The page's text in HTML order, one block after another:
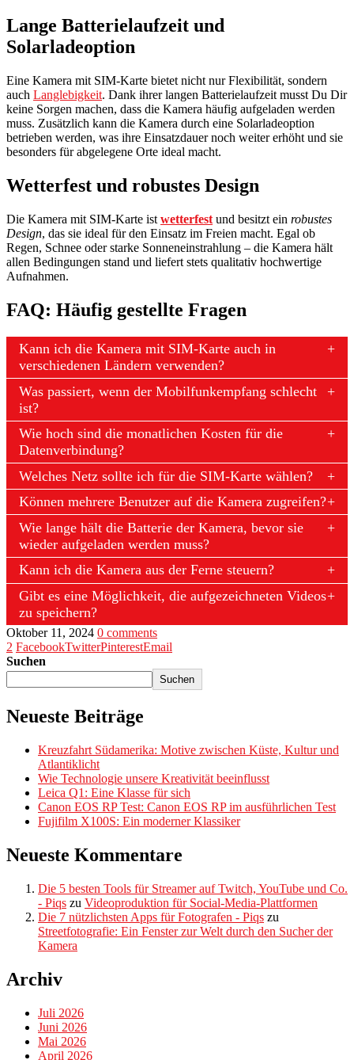
Lange Batterielaufzeit und
Solarladeoption
Eine Kamera mit SIM-Karte bietet nicht nur Flexibilität, sondern
auch Langlebigkeit. Dank ihrer langen Batterielaufzeit musst Du Dir
keine Sorgen machen, dass die Kamera häufig aufgeladen werden
muss. Zusätzlich kann die Kamera durch eine Solarladeoption
betrieben werden, was ihre Einsatzdauer noch weiter erhöht und sie
besonders für abgelegene Orte ideal macht.
Wetterfest und robustes Design
Die Kamera mit SIM-Karte ist wetterfest und besitzt ein robustes
Design, das sie ideal für den Einsatz im Freien macht. Egal ob
Regen, Schnee oder starke Sonneneinstrahlung – die Kamera hält
allen Bedingungen stand und liefert stets qualitativ hochwertige
Aufnahmen.
FAQ: Häufig gestellte Fragen
Kann ich die Kamera mit SIM-Karte auch in
verschiedenen Ländern verwenden?
Was passiert, wenn der Mobilfunkempfang schlecht
ist?
Wie hoch sind die monatlichen Kosten für die
Datenverbindung?
Welches Netz sollte ich für die SIM-Karte wählen?
Können mehrere Benutzer auf die Kamera zugreifen?
Wie lange hält die Batterie der Kamera, bevor sie
wieder aufgeladen werden muss?
Kann ich die Kamera aus der Ferne steuern?
Gibt es eine Möglichkeit, die aufgezeichneten Videos
zu speichern?
Oktober 11, 2024 0 comments
2 FacebookTwitterPinterestEmail
Suchen
Suchen
Neueste Beiträge
Kreuzfahrt Südamerika: Motive zwischen Küste, Kultur und
Atlantiklicht
Wie Technologie unsere Kreativität beeinflusst
Leica Q1: Eine Klasse für sich
Canon EOS RP Test: Canon EOS RP im ausführlichen Test
Fujifilm X100S: Ein moderner Klassiker
Neueste Kommentare
Die 5 besten Tools für Streamer auf Twitch, YouTube und Co.
- Piqs zu Videoproduktion für Social-Media-Plattformen
Die 7 nützlichsten Apps für Fotografen - Piqs zu
Streetfotografie: Ein Fenster zur Welt durch den Sucher der
Kamera
Archiv
Juli 2026
Juni 2026
Mai 2026
April 2026